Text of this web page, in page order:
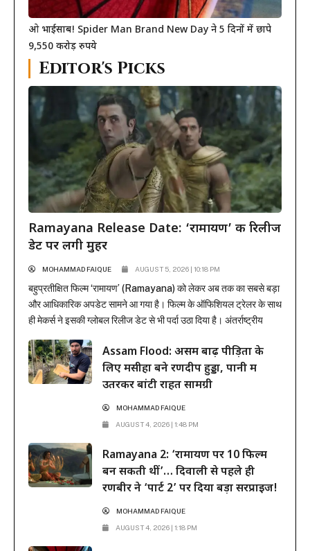
ओ भाईसाब! Spider Man Brand New Day ने 5 दिनों में छापे
9,550 करोड़ रुपये
Editor's Picks
Ramayana Release Date: ‘रामायण’ की रिलीज
डेट पर लगी मुहर
MOHAMMAD FAIQUE AUGUST 5, 2026 | 10:18 PM
बहुप्रतीक्षित फिल्म ‘रामायण’ (Ramayana) को लेकर अब तक का सबसे बड़ा
और आधिकारिक अपडेट सामने आ गया है। फिल्म के ऑफिशियल ट्रेलर के साथ
ही मेकर्स ने इसकी ग्लोबल रिलीज डेट से भी पर्दा उठा दिया है। अंतर्राष्ट्रीय
भव्य महाकाव्य 6 नवंबर...Assam Flood: असम बाढ़ पीड़ितों के
लिए मसीहा बने रणदीप हुड्डा, पानी में
उतरकर बांटी राहत सामग्री
MOHAMMAD FAIQUE
AUGUST 4, 2026 | 1:48 PM
Ramayana 2: ‘रामायण पर 10 फिल्में
बन सकती थीं’… दिवाली से पहले ही
रणबीर ने ‘पार्ट 2’ पर दिया बड़ा सरप्राइज!
MOHAMMAD FAIQUE
AUGUST 4, 2026 | 1:18 PM